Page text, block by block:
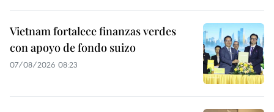
Vietnam fortalece finanzas verdes
con apoyo de fondo suizo
07/08/2026 08:23